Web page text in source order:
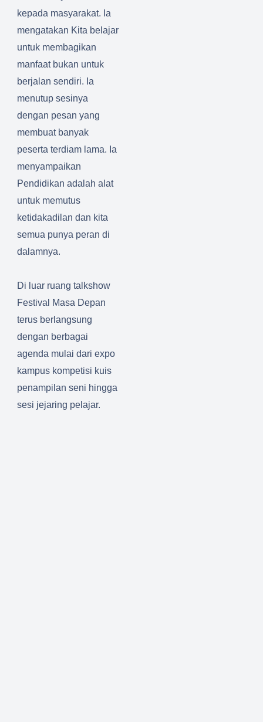
kepada masyarakat. Ia
mengatakan Kita belajar
untuk membagikan
manfaat bukan untuk
berjalan sendiri. Ia
menutup sesinya
dengan pesan yang
membuat banyak
peserta terdiam lama. Ia
menyampaikan
Pendidikan adalah alat
untuk memutus
ketidakadilan dan kita
semua punya peran di
dalamnya.
Di luar ruang talkshow
Festival Masa Depan
terus berlangsung
dengan berbagai
agenda mulai dari expo
kampus kompetisi kuis
penampilan seni hingga
sesi jejaring pelajar.